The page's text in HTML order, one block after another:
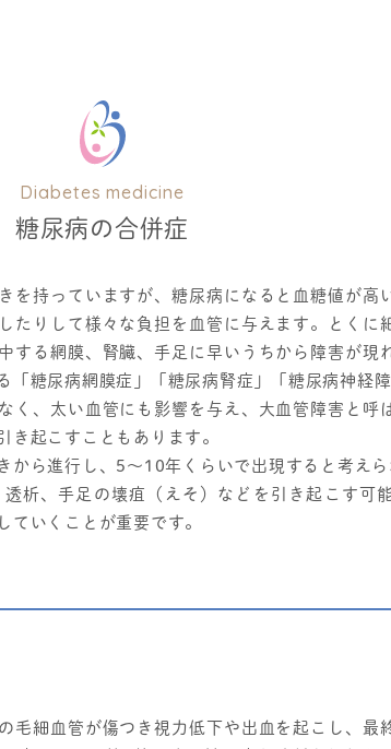
Diabetes medicine
糖尿病の合併症
を持っていますが、糖尿病になると血糖値が高
たりして様々な負担を血管に与えます。とくに
する網膜、腎臓、手足に早いうちから障害が現
「糖尿病網膜症」「糖尿病腎症」「糖尿病神経障
く、太い血管にも影響を与え、大血管障害と呼
き起こすこともあります。
から進行し、5～10年くらいで出現すると考えら
析、手足の壊疽（えそ）などを引き起こす可
ていくことが重要です。
毛細血管が傷つき視力低下や出血を起こし、最